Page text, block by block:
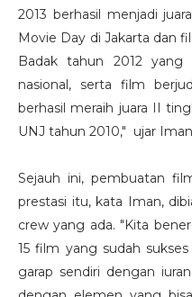
2013 berhasil menjadi
Movie Day di Jakarta dan
Badak tahun 2012
nasional, serta film
berhasil meraih juara II
UNJ tahun 2010," ujar
Sejauh ini, pembuatan
prestasi itu, kata Iman,
crew yang ada. "Kita
15 film yang sudah
garap sendiri dengan